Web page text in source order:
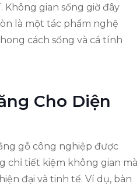
Không gian sống giờ đây
là một tác phẩm nghệ
cách sống và cá tính
Cho Diện
gỗ công nghiệp được
chỉ tiết kiệm không gian mà
đại và tinh tế. Ví dụ, bàn